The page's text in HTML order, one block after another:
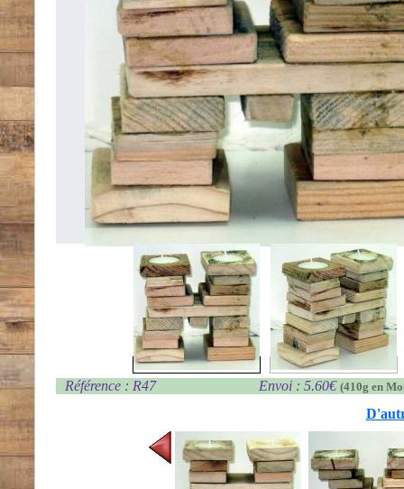
Référence : R47 Envoi : 5.60€ (410g en